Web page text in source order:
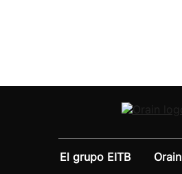
El grupo EITB
Orain